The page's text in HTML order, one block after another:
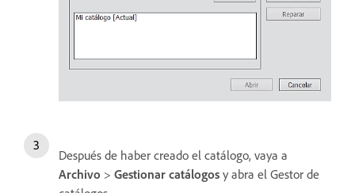
Después de haber creado el catálogo, vaya a
Archivo > Gestionar catálogos y abra el Gestor de